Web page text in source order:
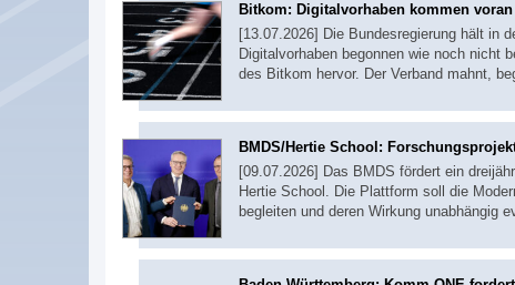
Bitkom: Digitalvorhaben kommen voran
[13.07.2026] Die Bundesregierung hält in
Digitalvorhaben begonnen wie noch nicht
des Bitkom hervor. Der Verband mahnt,
BMDS/Hertie School:
[09.07.2026] Das BMDS fördert ein
Hertie School. Die Plattform soll die
begleiten und deren Wirkung unabhängig